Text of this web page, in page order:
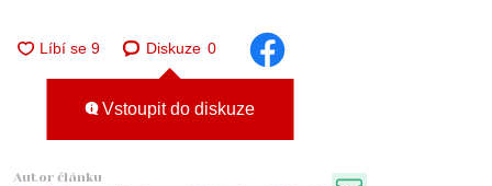
Diskuze 0
Vstoupit do diskuze
Autor článku